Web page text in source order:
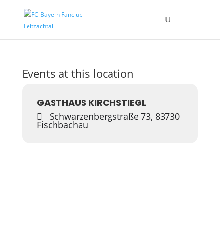
Events at this location
GASTHAUS KIRCHSTIEGL
Schwarzenbergstraße 73, 83730
Fischbachau